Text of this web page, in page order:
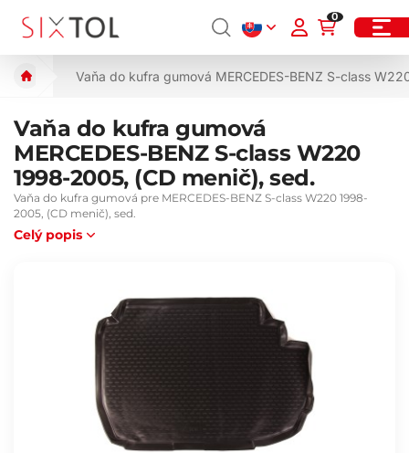
0
Vaňa do kufra gumová MERCEDES-BENZ S-class
Vaňa do kufra gumová
MERCEDES-BENZ S-class W220
1998-2005, (CD menič), sed.
Vaňa do kufra gumová pre MERCEDES-BENZ S-class W220 1998-
2005, (CD menič), sed.
Celý popis